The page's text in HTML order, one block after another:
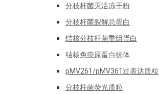
分枝杆菌灭活冻干粉
分枝杆菌裂解总蛋白
结核分枝杆菌重组蛋白
结核免疫原蛋白抗体
pMV261/pMV361过表达质粒
分枝杆菌荧光质粒